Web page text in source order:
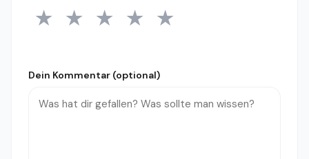
1 Stern
★ 2 Sterne
★ 3 Sterne
★ 4 Sterne
★ 5 Sterne
★
Dein Kommentar (optional)